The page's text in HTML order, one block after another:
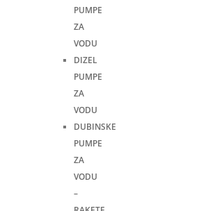
PUMPE
ZA
VODU
DIZEL
PUMPE
ZA
VODU
DUBINSKE
PUMPE
ZA
VODU
–